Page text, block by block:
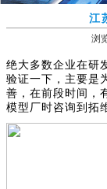
江
浏
绝大多数企业在研
验证一下，主要是
善，在前段时间，
模型厂时咨询到拓